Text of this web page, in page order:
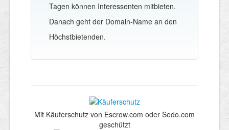
Tagen können Interessenten mitbieten.
Danach geht der Domain-Name an den
Höchstbietenden.
Mit Käuferschutz von Escrow.com oder Sedo.com
geschützt